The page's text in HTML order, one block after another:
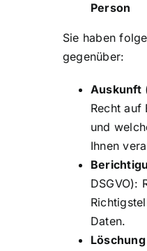
Person
Sie haben
gegenüber:
Auskunft
Recht auf
und
Ihnen
DSGVO):
Daten.
Löschung